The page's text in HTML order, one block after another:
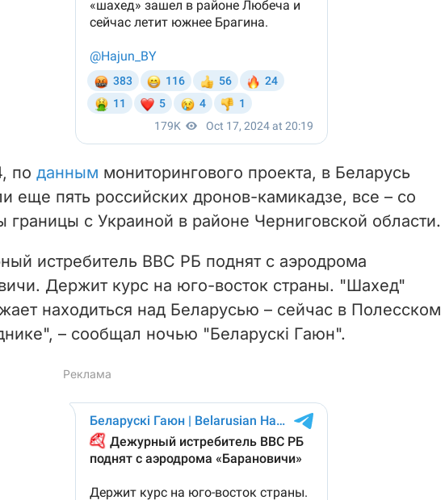
по данным мониторингового проекта, в Беларусь
еще пять российских дронов-камикадзе, все – со
границы с Украиной в районе Черниговской области.
истребитель ВВС РБ поднят с аэродрома
Держит курс на юго-восток страны. "Шахед"
находиться над Беларусью – сейчас в Полесском
– сообщал ночью "Беларускі Гаюн".